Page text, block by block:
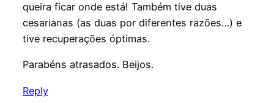
queira ficar onde está! Também tive duas
cesarianas (as duas por diferentes razões…) e
tive recuperações óptimas.
Parabéns atrasados. Beijos.
Reply